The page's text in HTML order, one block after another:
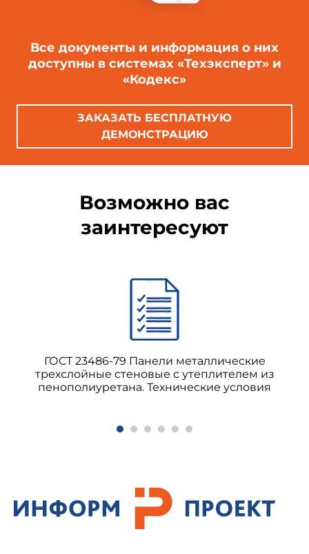
50
60
80
Схема обозначения марок
Все документы и информация о них
доступны в системах «Техэксперт» и
«Кодекс»
ЗАКАЗАТЬ БЕСПЛАТНУЮ
ДЕМОНСТРАЦИЮ
Возможно вас
заинтересуют
ГОСТ 23486-79 Панели металлические
трехслойные стеновые с утеплителем из
пенополиуретана. Технические условия